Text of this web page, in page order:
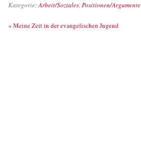
Kategorie:Arbeit/Soziales, Positionen/Argumente
Beitrags-Navigation
« Meine Zeit in der evangelischen Jugend